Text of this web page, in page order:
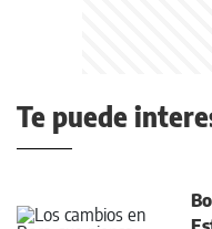
Te puede